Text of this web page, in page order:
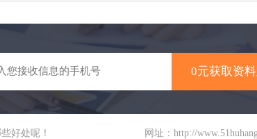
好处呢！ 网址：http://